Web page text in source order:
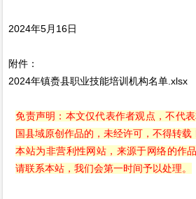
2024年5月16日
附件：
2024年镇赉县职业技能培训机构名单.xlsx
免责声明：本文仅代表作者观点，不代
国县域原创作品的，未经许可，不得转载
本站为非营利性网站，来源于网络的作
请联系本站，我们会第一时间予以处理。